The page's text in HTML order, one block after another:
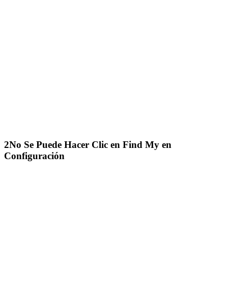
2No Se Puede Hacer Clic en Find My en
Configuración